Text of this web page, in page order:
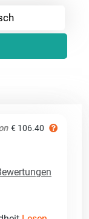
€ 106.40